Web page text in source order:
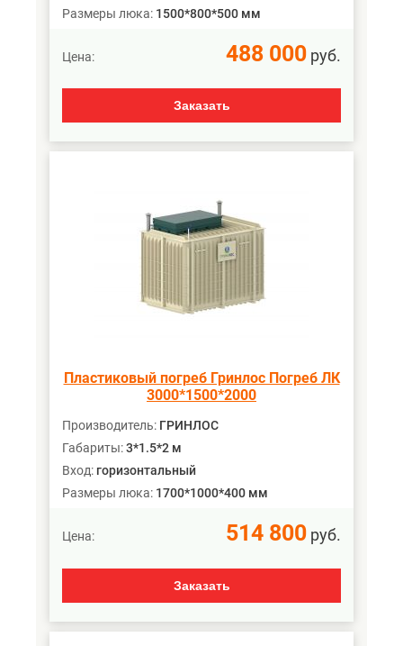
Размеры люка: 1500*800*500 мм
Цена: 488 000 руб.
Заказать
Пластиковый погреб Гринлос Погреб ЛК
3000*1500*2000
Производитель: ГРИНЛОС
Габариты:3*1.5*2 м
Вход: горизонтальный
Размеры люка: 1700*1000*400 мм
Цена: 514 800 руб.
Заказать